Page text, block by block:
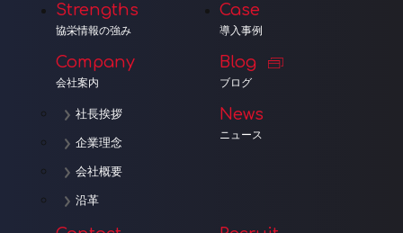
Strengths
協栄情報の強み
Company
会社案内
社長挨拶
企業理念
会社概要
沿革
Case
導入事例
Blog
ブログ
News
ニュース